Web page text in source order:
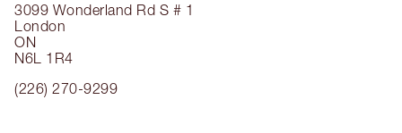
3099 Wonderland Rd S # 1
London
ON
N6L 1R4
(226) 270-9299